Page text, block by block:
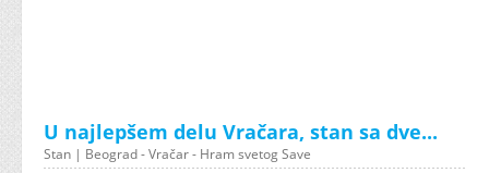
U najlepšem delu Vračara, stan sa dve...
Stan | Beograd - Vračar - Hram svetog Save